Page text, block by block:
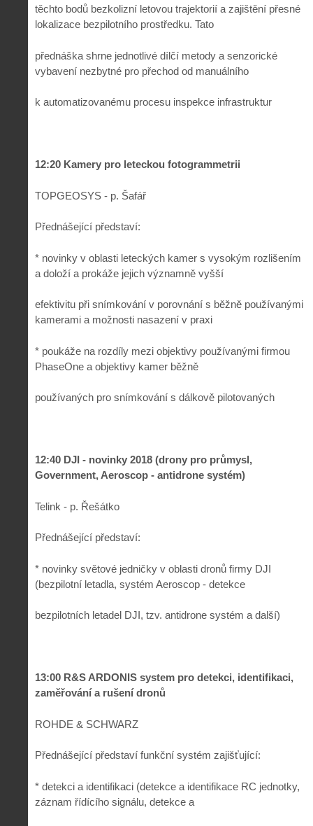
těchto bodů bezkolizní letovou trajektorií a zajištění přesné
lokalizace bezpilotního prostředku. Tato
přednáška shrne jednotlivé dílčí metody a senzorické
vybavení nezbytné pro přechod od manuálního
k automatizovanému procesu inspekce infrastruktur
12:20 Kamery pro leteckou fotogrammetrii
TOPGEOSYS - p. Šafář
Přednášející představí:
* novinky v oblasti leteckých kamer s vysokým rozlišením
a doloží a prokáže jejich významně vyšší
efektivitu při snímkování v porovnání s běžně používanými
kamerami a možnosti nasazení v praxi
* poukáže na rozdíly mezi objektivy používanými firmou
PhaseOne a objektivy kamer běžně
používaných pro snímkování s dálkově pilotovaných
12:40 DJI - novinky 2018 (drony pro průmysl,
Government, Aeroscop - antidrone systém)
Telink - p. Řešátko
Přednášející představí:
* novinky světové jedničky v oblasti dronů firmy DJI
(bezpilotní letadla, systém Aeroscop - detekce
bezpilotních letadel DJI, tzv. antidrone systém a další)
13:00 R&S ARDONIS system pro detekci, identifikaci,
zaměřování a rušení dronů
ROHDE & SCHWARZ
Přednášející představí funkční systém zajišťující:
* detekci a identifikaci (detekce a identifikace RC jednotky,
záznam řídícího signálu, detekce a